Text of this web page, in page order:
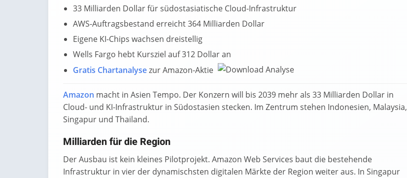
33 Milliarden Dollar für südostasiatische Cloud-Infrastruktur
AWS-Auftragsbestand erreicht 364 Milliarden Dollar
Eigene KI-Chips wachsen dreistellig
Wells Fargo hebt Kursziel auf 312 Dollar an
Gratis Chartanalysezur Amazon-Aktie
Amazon macht in Asien Tempo. Der Konzern will bis 2039 mehr als 33 Milliarden Dollar in
Cloud- und KI-Infrastruktur in Südostasien stecken. Im Zentrum stehen Indonesien, Malaysia,
Singapur und Thailand.
Milliarden für die Region
Der Ausbau ist kein kleines Pilotprojekt. Amazon Web Services baut die bestehende
Infrastruktur in vier der dynamischsten digitalen Märkte der Region weiter aus. In Singapur